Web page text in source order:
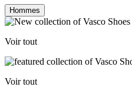
Hommes
Voir tout
Voir tout